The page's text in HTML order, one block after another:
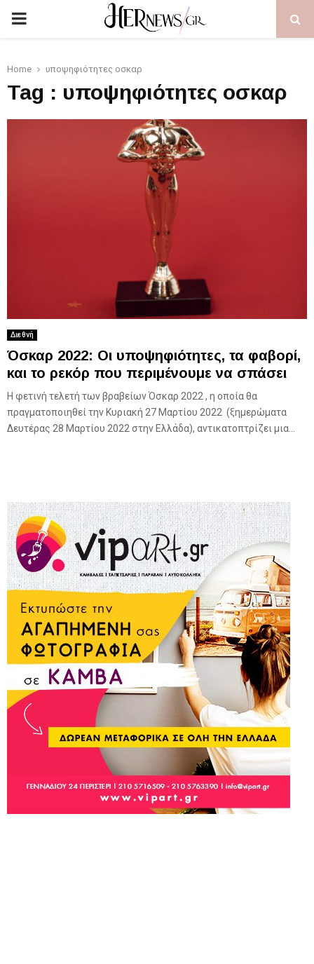
PRIMARY
Home υποψηφιότητες οσκαρ
Tag : υποψηφιότητες οσκαρ
Διεθνή
Όσκαρ 2022: Οι υποψηφιότητες, τα φαβορί,
και το ρεκόρ που περιμένουμε να σπάσει
Η φετινή τελετή των βραβείων Όσκαρ 2022 , η οποία θα
πραγματοποιηθεί την Κυριακή 27 Μαρτίου 2022 (ξημερώματα
Δευτέρας 28 Μαρτίου 2022 στην Ελλάδα), αντικατοπτρίζει μια...